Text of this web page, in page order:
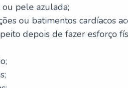
ou pele azulada;
ou batimentos cardíacos
depois de fazer esforço